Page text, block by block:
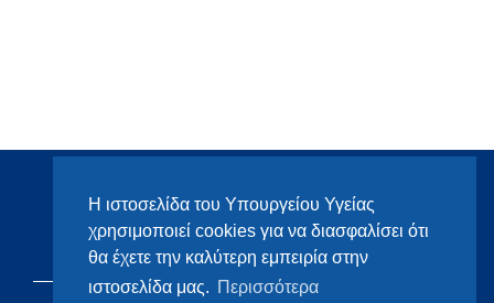
Η ιστοσελίδα του Υπουργείου Υγείας
χρησιμοποιεί cookies για να διασφαλίσει ότι
θα έχετε την καλύτερη εμπειρία στην
ιστοσελίδα μας. Περισσότερα